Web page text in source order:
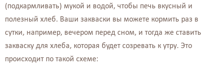
(подкармливать) мукой и водой, чтобы печь вкусный и
полезный хлеб. Ваши закваски вы можете кормить раз в
сутки, например, вечером перед сном, и тогда же ставить
закваску для хлеба, которая будет созревать к утру. Это
происходит по такой схеме:⠀⠀⠀⠀